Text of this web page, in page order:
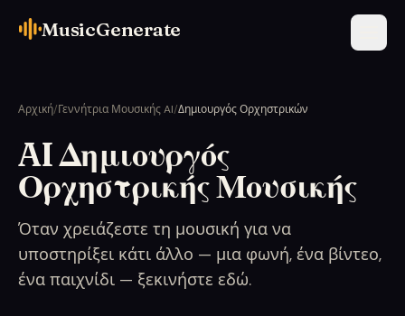
MusicGenerate
Αρχική/Γεννήτρια Μουσικής AI/Δημιουργός Ορχηστρικών
AI Δημιουργός
Ορχηστρικής Μουσικής
Όταν χρειάζεστε τη μουσική για να
υποστηρίξει κάτι άλλο — μια φωνή, ένα βίντεο,
ένα παιχνίδι — ξεκινήστε εδώ.